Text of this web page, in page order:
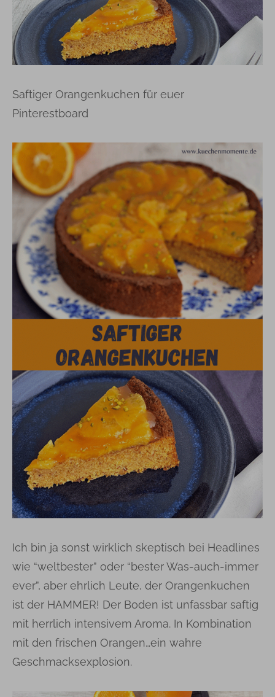
Saftiger Orangenkuchen für euer
Pinterestboard
Ich bin ja sonst wirklich skeptisch bei Headlines
wie “weltbester” oder “bester Was-auch-immer
ever”, aber ehrlich Leute, der Orangenkuchen
ist der HAMMER! Der Boden ist unfassbar saftig
mit herrlich intensivem Aroma. In Kombination
mit den frischen Orangen…ein wahre
Geschmacksexplosion.